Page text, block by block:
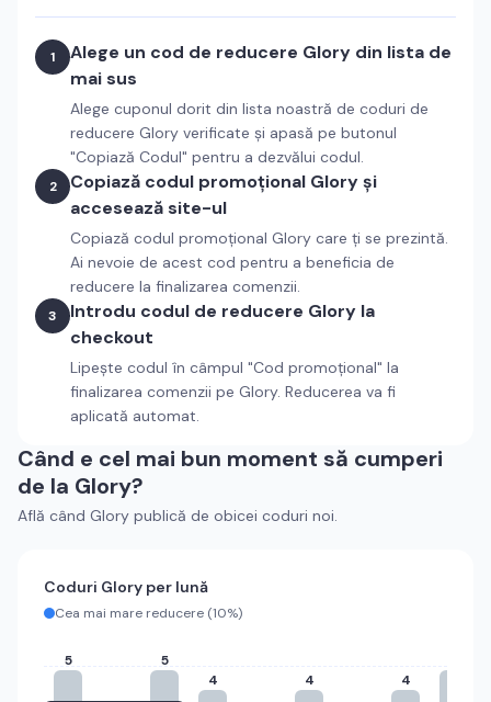
1 Alege un cod de reducere Glory din lista de
mai sus
Alege cuponul dorit din lista noastră de coduri de
reducere Glory verificate și apasă pe butonul
"Copiază Codul" pentru a dezvălui codul.
2 Copiază codul promoțional Gloryși
accesează site-ul
Copiază codul promoțional Glory care ți se prezintă.
Ai nevoie de acest cod pentru a beneficia de
reducere la finalizarea comenzii.
3 Introdu codul de reducere Glory la
checkout
Lipește codul în câmpul "Cod promoțional" la
finalizarea comenzii pe Glory. Reducerea va fi
aplicată automat.
Când e cel mai bun moment să cumperi
de la Glory?
Află când Glory publică de obicei coduri noi.
Coduri Glory per lună
Cea mai mare reducere (10%)
5 5
4 4 4